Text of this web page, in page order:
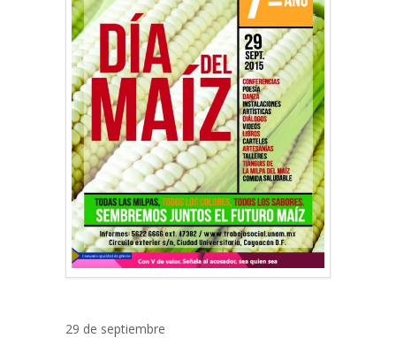
29 de septiembre